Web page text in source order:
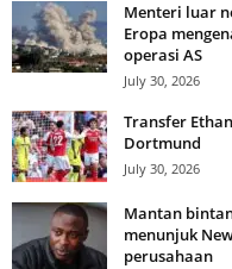
Menteri luar
Eropa
operasi AS
July 30, 2026
Transfer
Dortmund
July 30, 2026
Mantan
menunjuk
perusahaan